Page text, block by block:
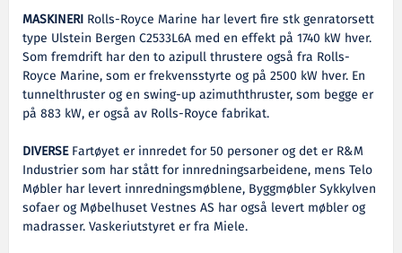
MASKINERI Rolls-Royce Marine har levert fire stk genratorsett
type Ulstein Bergen C2533L6A med en effekt på 1740 kW hver.
Som fremdrift har den to azipull thrustere også fra Rolls-
Royce Marine, som er frekvensstyrte og på 2500 kW hver. En
tunnelthruster og en swing-up azimuththruster, som begge er
på 883 kW, er også av Rolls-Royce fabrikat.
DIVERSEFartøyet er innredet for 50 personer og det er R&M
Industrier som har stått for innredningsarbeidene, mens Telo
Møbler har levert innredningsmøblene, Byggmøbler Sykkylven
sofaer og Møbelhuset Vestnes AS har også levert møbler og
madrasser. Vaskeriutstyret er fra Miele.